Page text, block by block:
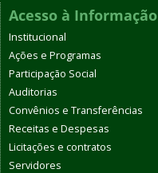
Acesso à Informação
Institucional
Ações e Programas
Participação Social
Auditorias
Convênios e Transferências
Receitas e Despesas
Licitações e contratos
Servidores